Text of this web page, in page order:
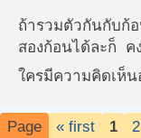
ถ้ารวมตัวกันกับก้
สองก้อนได้ละก็ ค
ใครมีความคิดเห็
Page « first 1 2